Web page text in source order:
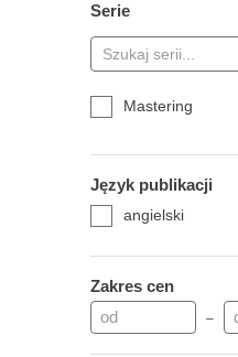
Serie
Mastering
Język publikacji
angielski
Zakres cen
–